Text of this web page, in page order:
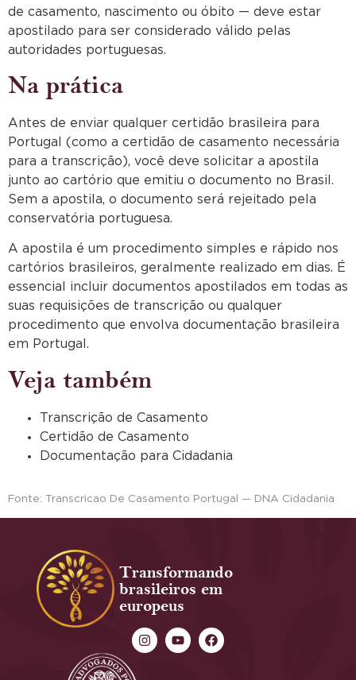
de casamento, nascimento ou óbito — deve estar
apostilado para ser considerado válido pelas
autoridades portuguesas.
Na prática
Antes de enviar qualquer certidão brasileira para
Portugal (como a certidão de casamento necessária
para a transcrição), você deve solicitar a apostila
junto ao cartório que emitiu o documento no Brasil.
Sem a apostila, o documento será rejeitado pela
conservatória portuguesa.
A apostila é um procedimento simples e rápido nos
cartórios brasileiros, geralmente realizado em dias. É
essencial incluir documentos apostilados em todas as
suas requisições de transcrição ou qualquer
procedimento que envolva documentação brasileira
em Portugal.
Veja também
Transcrição de Casamento
Certidão de Casamento
Documentação para Cidadania
Fonte: Transcricao De Casamento Portugal — DNA Cidadania
Transformando
brasileiros em
europeus